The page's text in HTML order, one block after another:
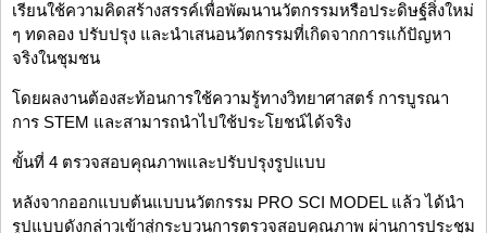
เรียนใช้ความคิดสร้างสรรค์เพื่อพัฒนานวัตกรรมหรือประดิษฐ์สิ่งใหม่
ๆ ทดลอง ปรับปรุง และนำเสนอนวัตกรรมที่เกิดจากการแก้ปัญหา
จริงในชุมชน
โดยผลงานต้องสะท้อนการใช้ความรู้ทางวิทยาศาสตร์ การบูรณา
การ STEM และสามารถนำไปใช้ประโยชน์ได้จริง
ขั้นที่ 4 ตรวจสอบคุณภาพและปรับปรุงรูปแบบ
หลังจากออกแบบต้นแบบนวัตกรรม PRO SCI MODEL แล้ว ได้นำ
รูปแบบดังกล่าวเข้าสู่กระบวนการตรวจสอบคุณภาพ ผ่านการประชุม